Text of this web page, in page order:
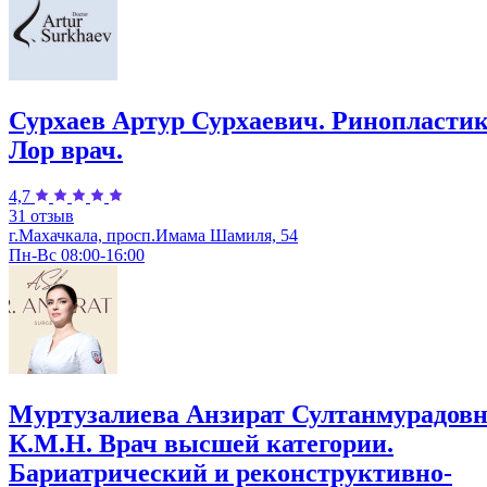
Сурхаев Артур Сурхаевич.
Лор врач.
4,7
31 отзыв
г.Махачкала, просп.Имама Шамиля, 54
Пн-Вс 08:00-16:00
Муртузалиева Анзират
К.М.Н. Врач высшей категории.
Бариатрический и реконструктивно-